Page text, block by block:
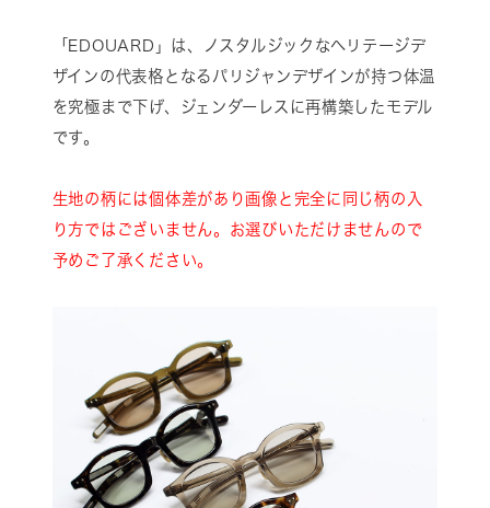
「EDOUARD」は、ノスタルジックなヘリテージデ
ザインの代表格となるパリジャンデザインが持つ体温
を究極まで下げ、ジェンダーレスに再構築したモデル
です。
生地の柄には個体差があり画像と完全に同じ柄の入
り方ではございません。お選びいただけませんので
予めご了承ください。